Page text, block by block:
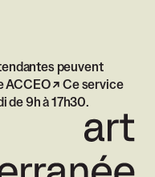
peuvent
ACCEO
Ce service
de 9h à 17h30.